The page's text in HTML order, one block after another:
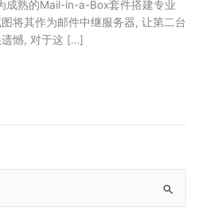
成熟的Mail-in-a-Box套件搭建专业
将其作为邮件中继服务器, 让第二台
遗憾, 对于这 […]